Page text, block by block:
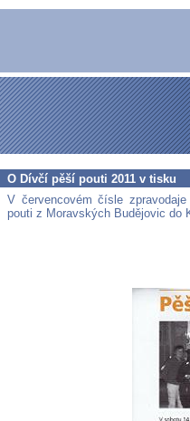
O Dívčí pěší pouti 2011 v tisku
V červencovém čísle
pouti z Moravských Budějovic do